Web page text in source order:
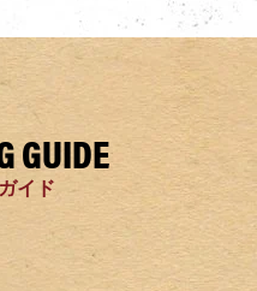
GUIDE
イド